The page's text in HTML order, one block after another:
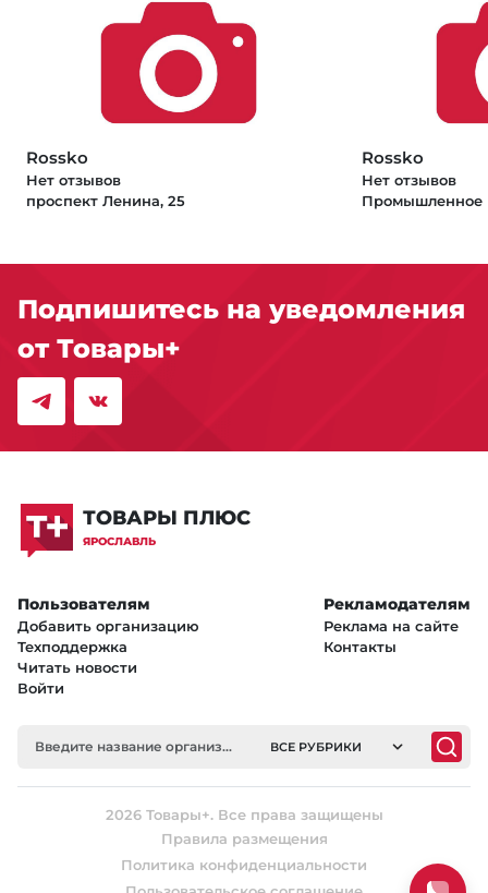
Rossko
Нет отзывов
проспект Ленина, 25
Rossko
Нет отзывов
Промышленное
Подпишитесь на уведомления
от Товары+
ТОВАРЫ ПЛЮС
ЯРОСЛАВЛЬ
Пользователям
Добавить организацию
Техподдержка
Читать новости
Войти
Рекламодателям
Реклама на сайте
Контакты
ВСЕ РУБРИКИ
2026 Товары+. Все права защищены
Правила размещения
Политика конфиденциальности